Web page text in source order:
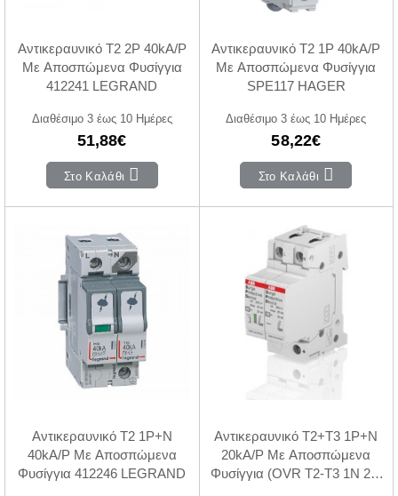
Αντικεραυνικό Τ2 2P 40kA/P
Με Αποσπώμενα Φυσίγγια
412241 LEGRAND
Διαθέσιμο 3 έως 10 Ημέρες
51,88€
Στο Καλάθι
Αντικεραυνικό T2 1P 40kA/P
Με Αποσπώμενα Φυσίγγια
SPE117 HAGER
Διαθέσιμο 3 έως 10 Ημέρες
58,22€
Στο Καλάθι
Αντικεραυνικό Τ2 1P+N
40kA/P Με Αποσπώμενα
Φυσίγγια 412246 LEGRAND
Αντικεραυνικό T2+T3 1P+N
20kA/P Με Αποσπώμενα
Φυσίγγια (OVR T2-T3 1N 20-